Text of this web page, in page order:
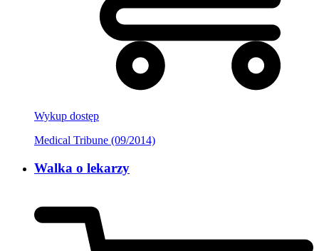
Wykup dostęp
Medical Tribune (09/2014)
Walka o lekarzy